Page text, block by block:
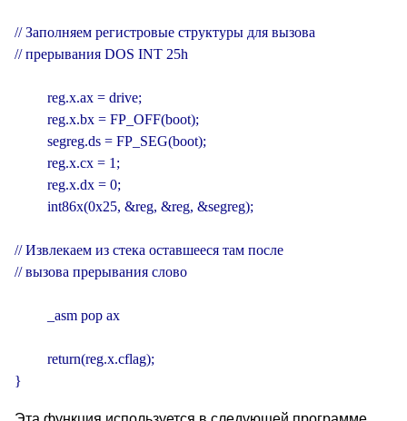
// Заполняем регистровые структуры для вызова
// прерывания DOS INT 25h
         reg.x.ax = drive;
         reg.x.bx = FP_OFF(boot);
         segreg.ds = FP_SEG(boot);
         reg.x.cx = 1;
         reg.x.dx = 0;
         int86x(0x25, &reg, &reg, &segreg);
// Извлекаем из стека оставшееся там после
// вызова прерывания слово
         _asm pop ax
         return(reg.x.cflag);
}